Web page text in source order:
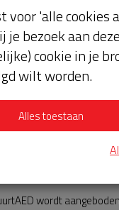
Nieuws
wordt
voor 'alle
je bezoek aan
cookie in je
wilt worden.
Alles toestaan